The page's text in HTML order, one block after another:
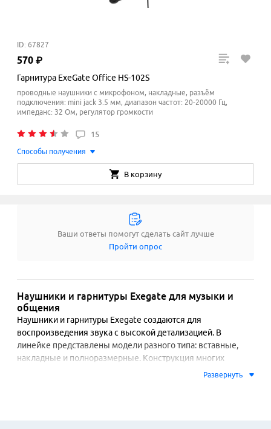
ID: 67827
570 ₽
Гарнитура ExeGate Office HS-102S
проводные наушники с микрофоном, накладные, разъём
подключения: mini jack 3.5 мм, диапазон частот: 20-20000 Гц,
импеданс: 32 Ом, регулятор громкости
15
Способы получения
В корзину
Ваши ответы помогут сделать сайт лучше
Пройти опрос
Наушники и гарнитуры Exegate для музыки и
общения
Наушники и гарнитуры Exegate создаются для
воспроизведения звука с высокой детализацией. В
линейке представлены модели разного типа: вставные,
накладные и полноразмерные. Конструкция многих
наушников предусматривает складывающийся механизм и
Развернуть